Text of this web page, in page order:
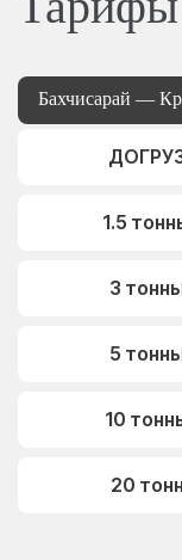
Бахчисарай —
1.5
3
5
10
20 тонн